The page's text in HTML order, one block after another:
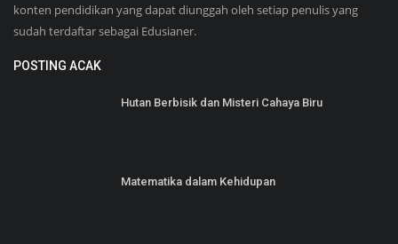
konten pendidikan yang dapat diunggah oleh setiap penulis yang
sudah terdaftar sebagai Edusianer.
POSTING ACAK
Hutan Berbisik dan Misteri Cahaya Biru
Matematika dalam Kehidupan